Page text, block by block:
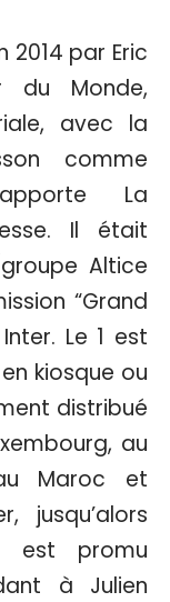
2014 par Eric
du Monde,
avec la
comme
La
Il était
Altice
“Grand
Le 1 est
kiosque ou
distribué
au
Maroc et
jusqu’alors
est promu
à Julien